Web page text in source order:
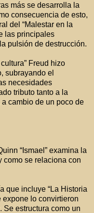
más se desarrolla la
consecuencia de esto,
del “Malestar en la
las principales
pulsión de destrucción.
Freud hizo
subrayando el
necesidades
tributo tanto a la
cambio de un poco de
“Ismael” examina la
como se relaciona con
que incluye “La Historia
expone lo convirtieron
Se estructura como un